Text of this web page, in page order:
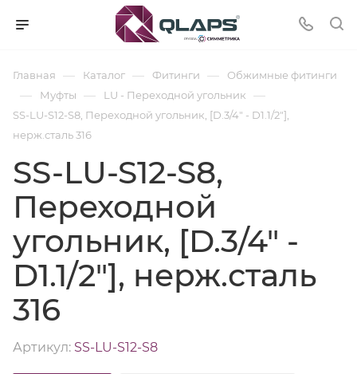
Главная — Каталог — Фитинги — Обжимные фитинги
— Муфты — LU - Переходной угольник —
SS-LU-S12-S8, Переходной угольник, [D.3/4" - D1.1/2"],
нерж.сталь 316
SS-LU-S12-S8,
Переходной
угольник, [D.3/4" -
D1.1/2"], нерж.сталь
316
Артикул: SS-LU-S12-S8